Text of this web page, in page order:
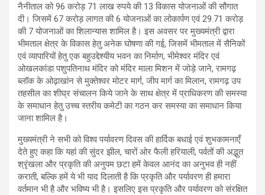
नैनीताल को 96 करोड़ 71 लाख रुपये की 13 विकास योजनाओं की सौगात
दी। जिसमें 67 करोड़ लागत की 6 योजनाओं का लोकार्पण एवं 29.71 करोड़
की 7 योजनाओं का शिलान्यास शामिल है। इस अवसर पर मुख्यमंत्री द्वारा
भीमताल क्षेत्र के विकास हेतु अनेक घोषणा की गई, जिसमें भीमताल में सैनिकों
एवं व्यापारियों हेतु एक बहुउद्देश्यीय भवन का निर्माण, भीमेश्वर मंदिर एवं
ओखलकांडा पशुपतिनाथ मंदिर को मंदिर माला मिशन में जोड़े जाने, रामगढ़
ब्लॉक के ओढ़ाखांन से मुक्तेश्वर मोटर मार्ग, जीप मार्ग का मिलान, रामगढ़ उप
तहसील का शीघ्र संचालन किये जाने के साथ क्षेत्र में प्राधिकरण की समस्या
के समाधान हेतु उच्च स्तरीय कमेटी का गठन कर समस्या का समाधान किया
जाना शामिल है।
मुख्यमंत्री ने सभी को विश्व पर्यावरण दिवस की हार्दिक बधाई एवं शुभकामनाएँ
देते हुए कहा कि यहां की सुंदर झील, चारों ओर फैली हरियाली, पर्वतों की अद्भुत
श्रृंखला और प्रकृति की अनुपम छटा हमें केवल आनंद का अनुभव ही नहीं
कराती, बल्कि हमें ये भी याद दिलाती है कि प्रकृति और पर्यावरण ही हमारा
वर्तमान भी है और भविष्य भी है। इसलिए इस प्रकृति और पर्यावरण को संरक्षित